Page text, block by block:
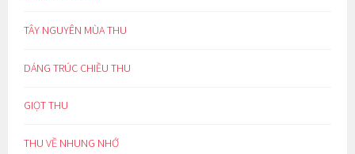
TÂY NGUYÊN MÙA THU
DÁNG TRÚC CHIỀU THU
GIỌT THU
THU VỀ NHUNG NHỚ